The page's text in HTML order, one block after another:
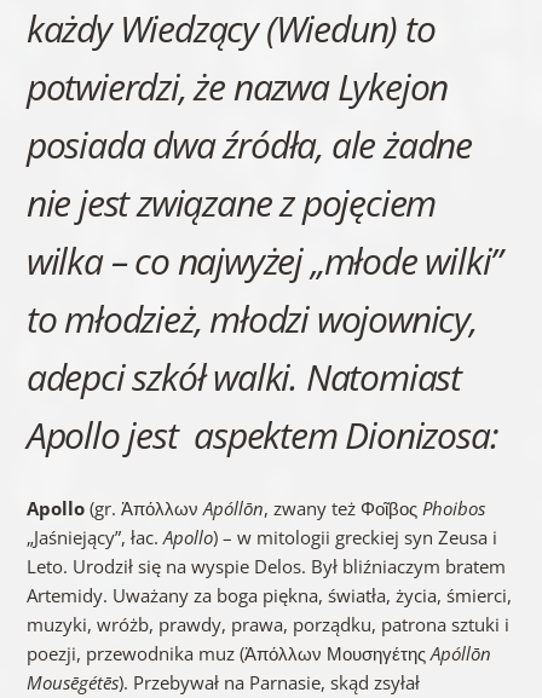
każdy Wiedzący (Wiedun) to
potwierdzi, że nazwa Lykejon
posiada dwa źródła, ale żadne
nie jest związane z pojęciem
wilka – co najwyżej „młode wilki”
to młodzież, młodzi wojownicy,
adepci szkół walki. Natomiast
Apollo jest aspektem Dionizosa:
Apollo(gr. ἈπόλλωνApóllōn, zwany też Φοῖβος Phoibos
„Jaśniejący”, łac.Apollo) – w mitologii greckiej syn Zeusa i
Leto. Urodził się na wyspie Delos. Był bliźniaczym bratem
Artemidy. Uważany za boga piękna, światła, życia, śmierci,
muzyki, wróżb, prawdy, prawa, porządku, patrona sztuki i
poezji, przewodnika muz (Ἀπόλλων ΜουσηγέτηςApóllōn
Mousēgétēs). Przebywał na Parnasie, skąd zsyłał